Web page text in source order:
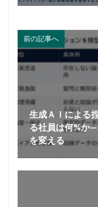
前の記事へ
生成ＡＩによる
る社員は何%か
を変える